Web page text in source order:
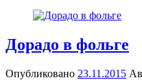
Дорадо в фольге
Опубликовано 23.11.2015